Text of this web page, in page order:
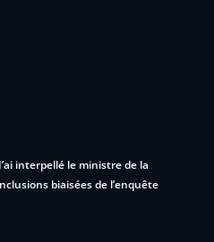
interpellé le ministre de la
biaisées de l’enquête